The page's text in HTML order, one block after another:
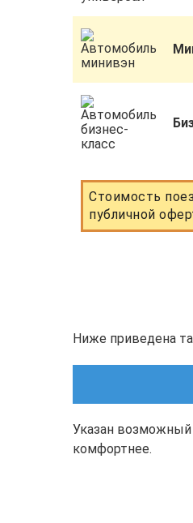
Стоимость
публичной
Ниже приведена
Указан
комфортнее.